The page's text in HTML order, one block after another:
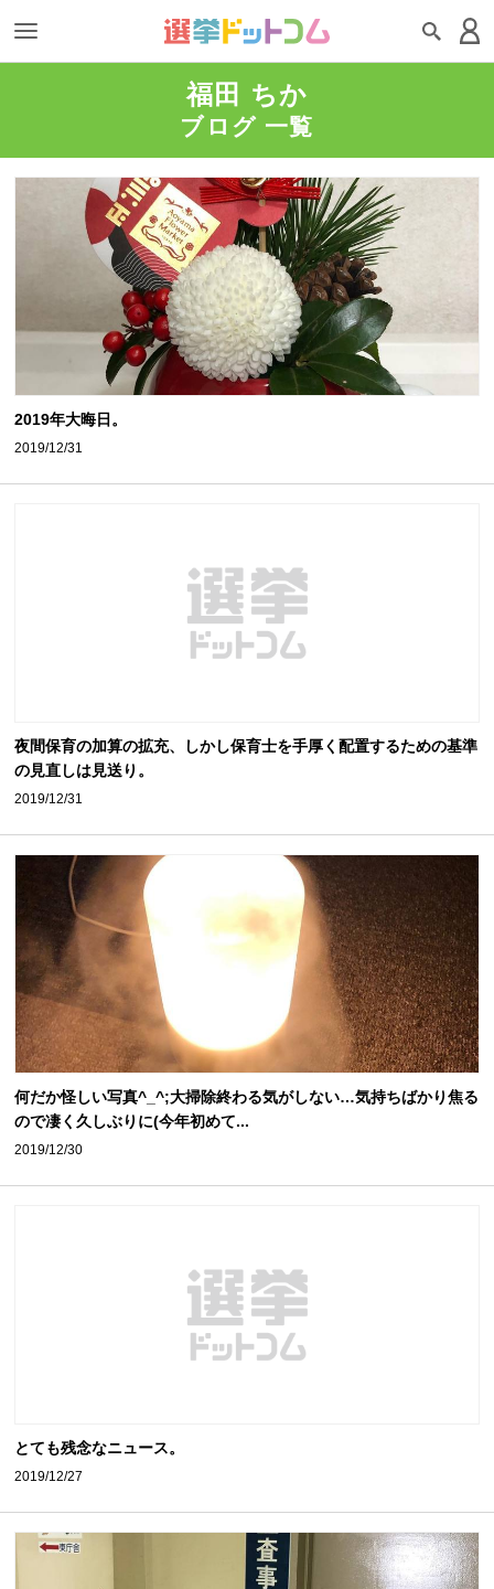
福田 ちか
ブログ 一覧
2019年大晦日。
2019/12/31
夜間保育の加算の拡充、しかし保育士を手厚く配置するための基準
の見直しは見送り。
2019/12/31
何だか怪しい写真^_^;大掃除終わる気がしない…気持ちばかり焦る
ので凄く久しぶりに(今年初めて...
2019/12/30
とても残念なニュース。
2019/12/27